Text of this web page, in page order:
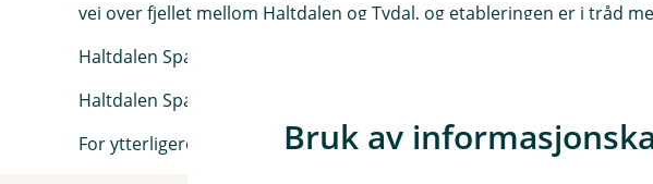
vei over fjellet mellom Haltdalen og Tydal, og etableringen er i tråd
Haltdalen Sparebank skal vokse og være en selvstendig lokal
Haltdalen Sparebank sin ambisjon er å ta rollen som den lokale
For ytterligere informasjon, ta kontakt med Administrerende Banksjef
Bruk av